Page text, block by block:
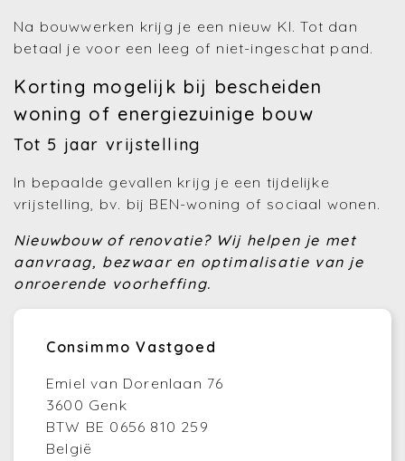
Na bouwwerken krijg je een nieuw KI. Tot dan
betaal je voor een leeg of niet-ingeschat pand.
Korting mogelijk bij bescheiden
woning of energiezuinige bouw
Tot 5 jaar vrijstelling
In bepaalde gevallen krijg je een tijdelijke
vrijstelling, bv. bij BEN-woning of sociaal wonen.
Nieuwbouw of renovatie?Wij helpen je met
aanvraag, bezwaar en optimalisatie van je
onroerende voorheffing.
Consimmo Vastgoed
Emiel van Dorenlaan 76
3600 Genk
BTW BE 0656 810 259
België